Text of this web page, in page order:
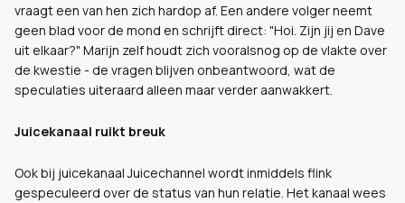
vraagt een van hen zich hardop af. Een andere volger neemt
geen blad voor de mond en schrijft direct: "Hoi. Zijn jij en Dave
uit elkaar?" Marijn zelf houdt zich vooralsnog op de vlakte over
de kwestie - de vragen blijven onbeantwoord, wat de
speculaties uiteraard alleen maar verder aanwakkert.
Juicekanaal ruikt breuk
Ook bij juicekanaal Juicechannel wordt inmiddels flink
gespeculeerd over de status van hun relatie. Het kanaal wees